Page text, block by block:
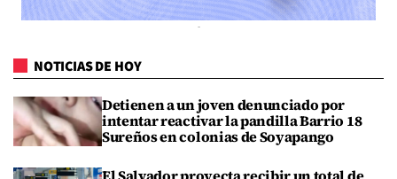
NOTICIAS DE HOY
Detienen a un joven denunciado por
intentar reactivar la pandilla Barrio 18
Sureños en colonias de Soyapango